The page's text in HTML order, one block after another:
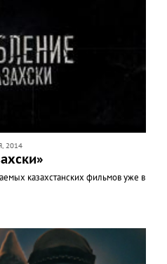
2014
казахстанских фильмов уже в